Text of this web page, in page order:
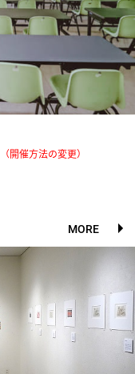
（開催方法の変更）
MORE